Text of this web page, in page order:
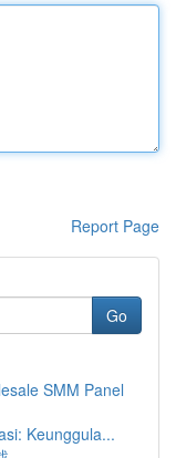
Report Page
Go
SMM Panel
Keunggula...